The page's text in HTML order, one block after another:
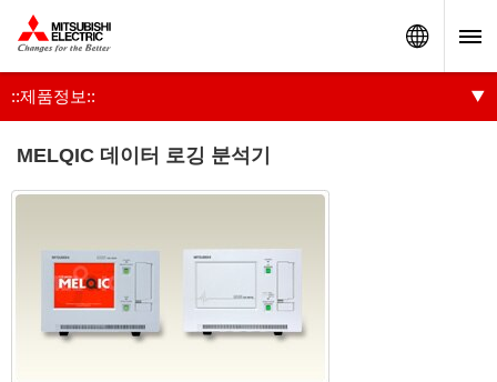
::제품정보::
MELQIC 데이터 로깅 분석기